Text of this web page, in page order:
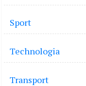
Sport
Technologia
Transport